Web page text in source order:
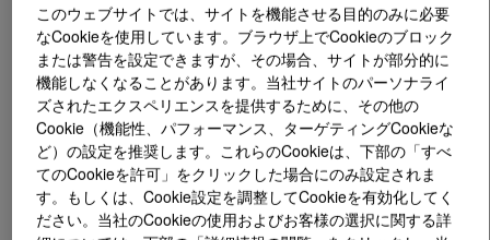
とはACRYSOL™ RM-12WE Rheology Modifier?
Nonionic rheology modifier designed to offer high low-
shear viscosity with an extremely shear thinning
rheology and excellent thickening efficiency. Offers
excellent sag resistance with minimal effect on flow and
leveling. While not capable of providing true thixotropy, it
can offer advantages typical of thixotropes. These
このウェブサイトでは、サイトを機能させる目的のみに必要
なCookieを使用しています。ブラウザ上でCookieのブロック
または警告を設定できますが、その場合、サイトが部分的に
機能しなくなることがあります。当社サイトのパーソナライ
ズされたエクスペリエンスを提供するために、その他の
Cookie（機能性、パフォーマンス、ターゲティングCookieな
ど）の設定を推奨します。これらのCookieは、下部の「すべ
てのCookieを許可」をクリックした場合にのみ設定されま
す。もしくは、Cookie設定を調整してCookieを有効化してく
ださい。当社のCookieの使用およびお客様の選択に関する詳